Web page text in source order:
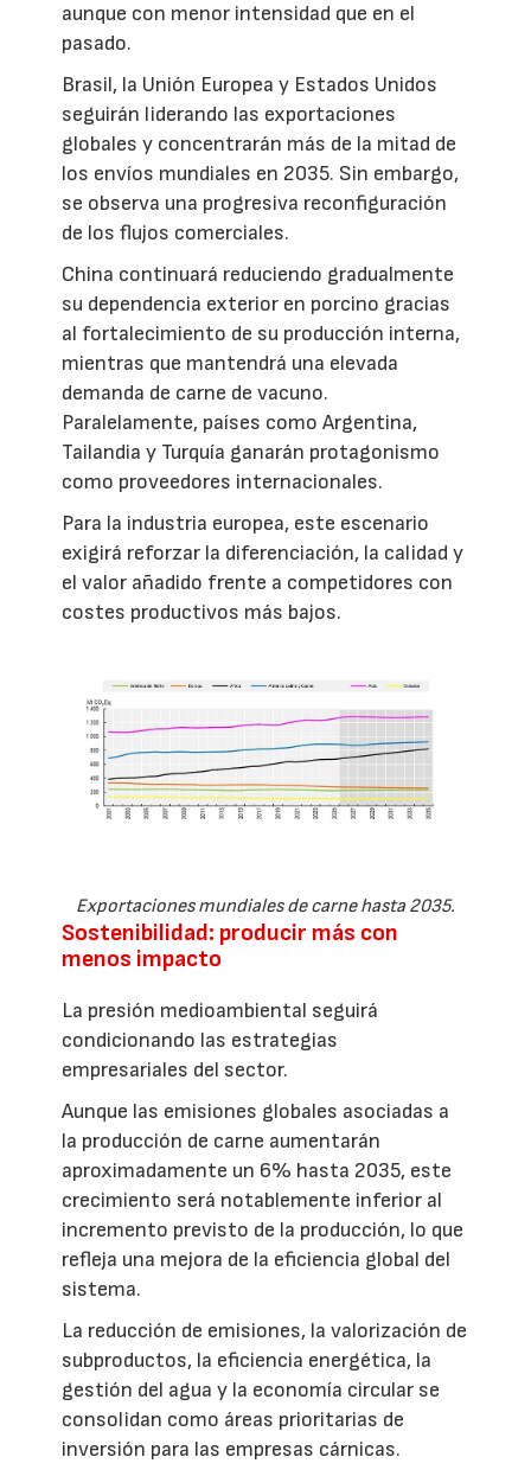
aunque con menor intensidad que en el
pasado.
Brasil, la Unión Europea y Estados Unidos
seguirán liderando las exportaciones
globales y concentrarán más de la mitad de
los envíos mundiales en 2035. Sin embargo,
se observa una progresiva reconfiguración
de los flujos comerciales.
China continuará reduciendo gradualmente
su dependencia exterior en porcino gracias
al fortalecimiento de su producción interna,
mientras que mantendrá una elevada
demanda de carne de vacuno.
Paralelamente, países como Argentina,
Tailandia y Turquía ganarán protagonismo
como proveedores internacionales.
Para la industria europea, este escenario
exigirá reforzar la diferenciación, la calidad y
el valor añadido frente a competidores con
costes productivos más bajos.
Exportaciones mundiales de carne hasta 2035.
Sostenibilidad: producir más con
menos impacto
La presión medioambiental seguirá
condicionando las estrategias
empresariales del sector.
Aunque las emisiones globales asociadas a
la producción de carne aumentarán
aproximadamente un 6% hasta 2035, este
crecimiento será notablemente inferior al
incremento previsto de la producción, lo que
refleja una mejora de la eficiencia global del
sistema.
La reducción de emisiones, la valorización de
subproductos, la eficiencia energética, la
gestión del agua y la economía circular se
consolidan como áreas prioritarias de
inversión para las empresas cárnicas.